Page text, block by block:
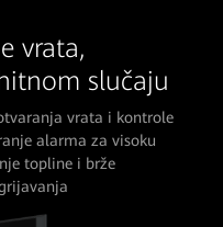
vrata,
slučaju
vrata i kontrole
alarma za visoku
topline i brže